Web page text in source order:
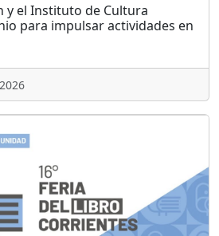
y el Instituto de Cultura
para impulsar actividades en